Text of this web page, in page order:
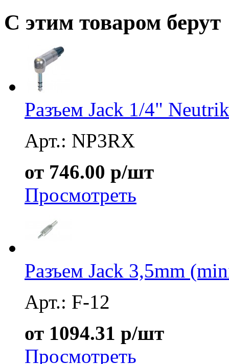
С этим товаром берут
Разъем Jack 1/4"
Арт.: NP3RX
от 746.00 р/шт
Просмотреть
Разъем Jack 3,5mm
Арт.: F-12
от 1094.31 р/шт
Просмотреть